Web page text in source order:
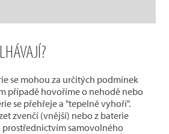
se mohou za určitých podmínek
případě hovoříme o nehodě nebo
se přehřeje a "tepelně vyhoří".
zvenčí (vnější) nebo z baterie
prostřednictvím samovolného